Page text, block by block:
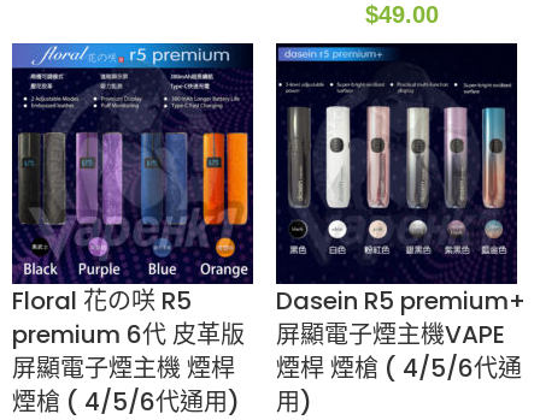
$49.00
Floral 花の咲 R5
premium 6代 皮革版
屏顯電子煙主機 煙桿
煙槍 ( 4/5/6代通用)
Dasein R5 premium+
屏顯電子煙主機VAPE
煙桿 煙槍 ( 4/5/6代通
用)